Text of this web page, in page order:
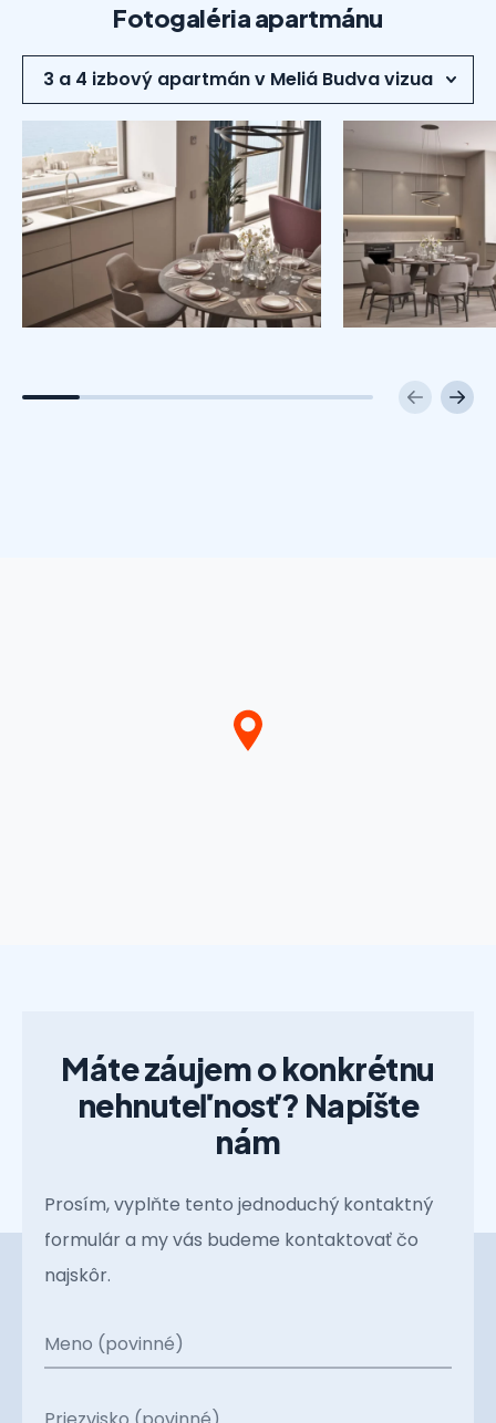
Fotogaléria apartmánu
Máte záujem o konkrétnu
nehnuteľnosť? Napíšte
nám
Prosím, vyplňte tento jednoduchý kontaktný
formulár a my vás budeme kontaktovať čo
najskôr.
Meno (povinné)